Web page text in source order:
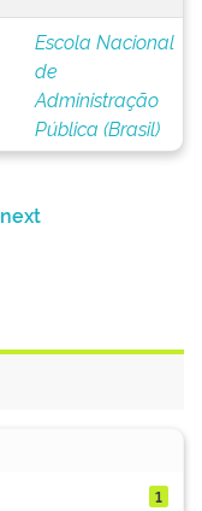
Escola Nacional
de
Administração
Pública (Brasil)
next
1